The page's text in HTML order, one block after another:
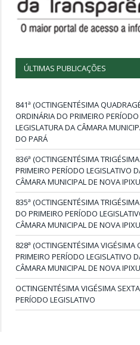
ÚLTIMAS PUBLICAÇÕES
841ª (OCTINGENTÉSIMA
ORDINÁRIA DO PRIMEIRO
LEGISLATURA DA CÂMARA
DO PARÁ
836ª (OCTINGENTÉSIMA
PRIMEIRO PERÍODO LEGISLATIVO
CÂMARA MUNICIPAL DE NOVA
835ª (OCTINGENTÉSIMA
DO PRIMEIRO PERÍODO
CÂMARA MUNICIPAL DE NOVA
828ª (OCTINGENTÉSIMA VIGÉSIMA
PRIMEIRO PERÍODO LEGISLATIVO
CÂMARA MUNICIPAL DE NOVA
OCTINGENTÉSIMA VIGÉSIMA
PERÍODO LEGISLATIVO